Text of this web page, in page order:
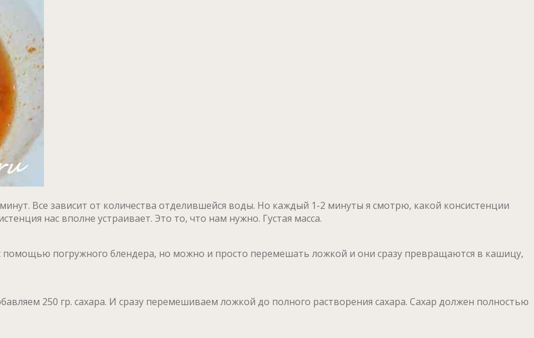
Все зависит от количества отделившейся воды. Но каждый 1-2 минуты я смотрю, какой консистенции
нас вполне устраивает. Это то, что нам нужно. Густая масса.
погружного блендера, но можно и просто перемешать ложкой и они сразу превращаются в кашицу,
250 гр. сахара. И сразу перемешиваем ложкой до полного растворения сахара. Сахар должен полностью